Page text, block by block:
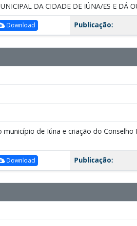
DA CIDADE DE IÚNA/ES E DÁ
Download Publicação:
de Iúna e criação do Conselho
Download Publicação: